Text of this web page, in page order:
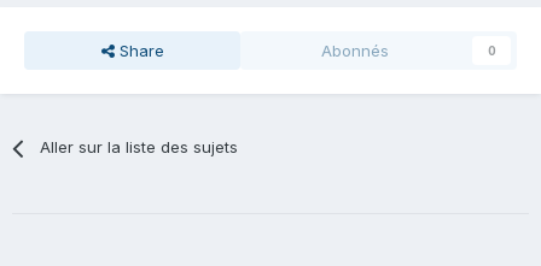
Share Abonnés 0
Aller sur la liste des sujets